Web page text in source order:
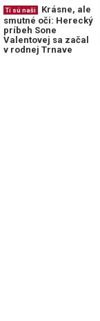
Tí sú naši
Krásne, ale
smutné oči: Herecký
príbeh Sone
Valentovej sa začal
v rodnej Trnave